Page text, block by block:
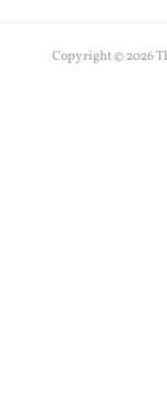
Copyright ©2026